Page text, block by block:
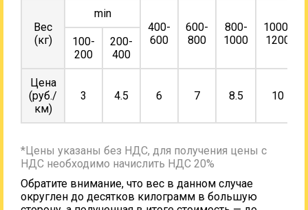
Вес
(кг)
min
400-
600
600-
800
800-
1000
1000-
1200
100-
200
200-
400
Цена
(руб./
км)
3 4.5 6 7 8.5 10
*Цены указаны без НДС, для получения цены с
НДС необходимо начислить НДС 20%
Обратите внимание, что вес в данном случае
округлен до десятков килограмм в большую